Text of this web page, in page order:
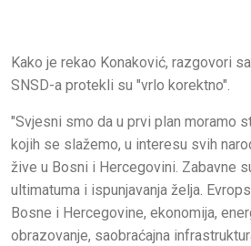
Kako je rekao Konaković, razgovori
SNSD-a protekli su "vrlo korektno".
"Svjesni smo da u prvi plan moramo
kojih se slažemo, u interesu svih
žive u Bosni i Hercegovini. Zabavne
ultimatuma i ispunjavanja želja.
Bosne i Hercegovine, ekonomija,
obrazovanje, saobraćajna